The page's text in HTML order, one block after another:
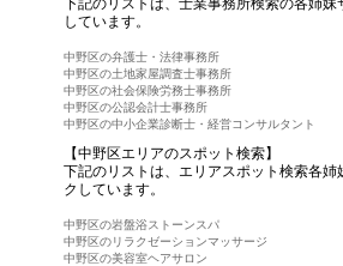
しています。
中野区の弁護士・法律事務所
中野区の土地家屋調査士事務所
中野区の社会保険労務士事務所
中野区の公認会計士事務所
中野区の中小企業診断士・経営コンサルタント
【中野区エリアのスポット検索】
下記のリストは、エリアスポット検索各
クしています。
中野区の岩盤浴ストーンスパ
中野区のリラクゼーションマッサージ
中野区の美容室ヘアサロン